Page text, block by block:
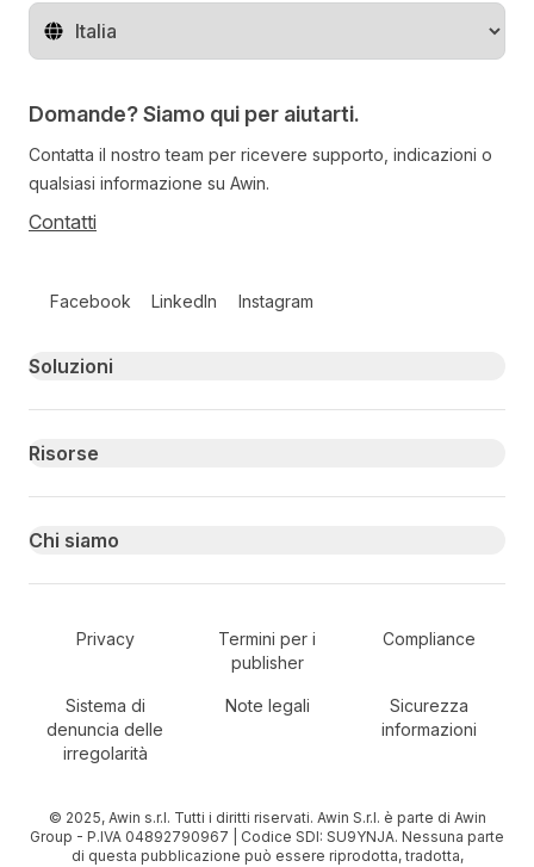
Cambia regione
Domande? Siamo qui per aiutarti.
Contatta il nostro team per ricevere supporto, indicazioni o
qualsiasi informazione su Awin.
Contatti
Facebook LinkedIn Instagram
Primary footer navigation
Soluzioni
Risorse
Chi siamo
Secondary Footer Navigation
Privacy
Termini per i
publisher
Compliance
Sistema di
denuncia delle
irregolarità
Note legali
Sicurezza
informazioni
© 2025, Awin s.r.l. Tutti i diritti riservati. Awin S.r.l. è parte di Awin
Group - P.IVA 04892790967 | Codice SDI: SU9YNJA. Nessuna parte
di questa pubblicazione può essere riprodotta, tradotta,